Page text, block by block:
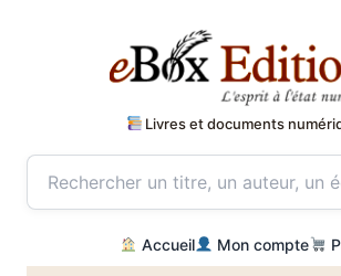
Livres et documents
Accueil Mon compte